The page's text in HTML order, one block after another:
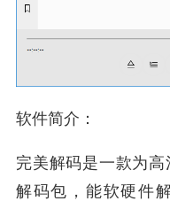
软件简介：
完美解码是一款为
解码包，能软硬件